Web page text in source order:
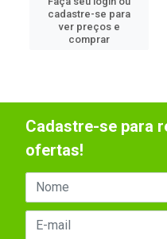
cadastre-se para
ver preços e
comprar
Cadastre-se para
ofertas!